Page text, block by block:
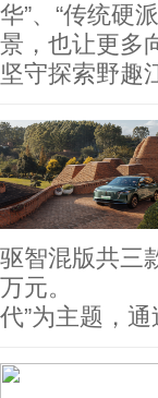
华”、“传统硬
景，也让更
坚守探索野
驱智混版共三
万元。 本次
代”为主题，